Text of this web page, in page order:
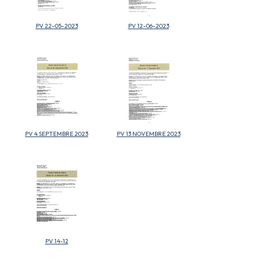
PV 22-05-2023 PV 12-06-2023
PV 4 SEPTEMBRE 2023 PV 13 NOVEMBRE 2023
PV 14-12